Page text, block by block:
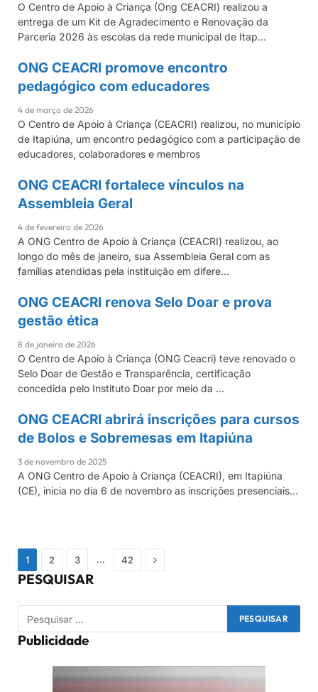
O Centro de Apoio à Criança (Ong CEACRI) realizou a
entrega de um Kit de Agradecimento e Renovação da
Parceria 2026 às escolas da rede municipal de Itap…
CEACRI
ONG CEACRI promove encontro
pedagógico com educadores
4 de março de 2026
O Centro de Apoio à Criança (CEACRI) realizou, no município
de Itapiúna, um encontro pedagógico com a participação de
educadores, colaboradores e membros
CEACRI
ONG CEACRI fortalece vínculos na
Assembleia Geral
4 de fevereiro de 2026
A ONG Centro de Apoio à Criança (CEACRI) realizou, ao
longo do mês de janeiro, sua Assembleia Geral com as
famílias atendidas pela instituição em difere…
CEACRI
ONG CEACRI renova Selo Doar e prova
gestão ética
8 de janeiro de 2026
O Centro de Apoio à Criança (ONG Ceacri) teve renovado o
Selo Doar de Gestão e Transparência, certificação
concedida pelo Instituto Doar por meio da …
CEACRI
ONG CEACRI abrirá inscrições para cursos
de Bolos e Sobremesas em Itapiúna
3 de novembro de 2025
A ONG Centro de Apoio à Criança (CEACRI), em Itapiúna
(CE), inicia no dia 6 de novembro as inscrições presenciais…
1 2 3 … 42 Próximo
PESQUISAR
Publicidade